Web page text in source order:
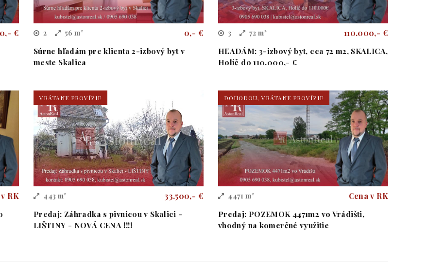
€
2 56 m²
0,- €
Súrne hľadám pre klienta 2-izbový byt v
meste Skalica
3 72 m²
110.000,- €
HĽADÁM: 3-izbový byt, cca 72 m2, SKALICA,
Holíč do 110.000,- €
RK
VRÁTANE PROVÍZIE
443 m²
33.500,- €
Predaj: Záhradka s pivnicou v Skalici -
LIŠTINY - NOVÁ CENA !!!!
DOHODOU, VRÁTANE PROVÍZIE
4471 m²
Cena v RK
Predaj: POZEMOK 4471m2 vo Vrádišti,
vhodný na komerčné využitie